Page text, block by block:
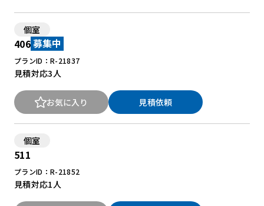
個室
406 募集中
プランID：R-21837
見積対応3人
お気に入り 見積依頼
個室
511
プランID：R-21852
見積対応1人